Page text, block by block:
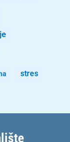
stres